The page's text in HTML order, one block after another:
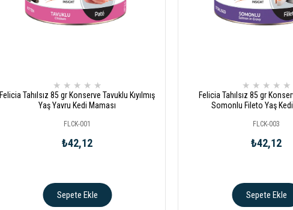
★ ★ ★ ★ ★
Felicia Tahılsız 85 gr Konserve Tavuklu Kıyılmış
Yaş Yavru Kedi Maması
FLCK-001
₺42,12
Sepete Ekle
★ ★ ★ ★ ★
Felicia Tahılsız 85 gr
Somonlu Fileto Yaş
FLCK-003
₺42,12
Sepete Ekle